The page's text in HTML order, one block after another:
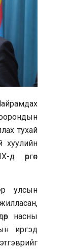
тухай
хуулийн
д өргөн
улсын
насны
иргэд